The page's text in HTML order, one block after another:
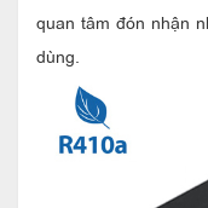
quan tâm đón nhận
dùng.